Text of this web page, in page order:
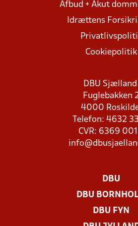
Afbud + Akut
Idrættens
Cookiepolitik
DBU Sjælland
Fuglebakken
4000
Telefon: 4632
CVR: 6369
DBU
DBU
DBU FYN